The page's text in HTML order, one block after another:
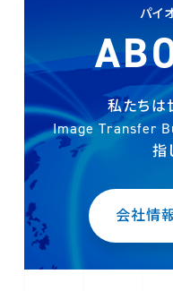
パイ
私たちは
Image Transfer
指
会社情